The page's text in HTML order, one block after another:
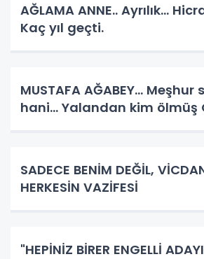
AĞLAMA ANNE.. Ayrılık... Hicran... Hüzün...
Kaç yıl geçti.
MUSTAFA AĞABEY… Meşhur söz vardır
hani… Yalandan kim ölmüş
SADECE BENİM DEĞİL,
HERKESİN VAZİFESİ
"HEPİNİZ BİRER ENGELLİ